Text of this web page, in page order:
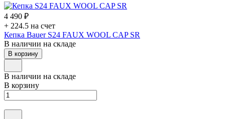
4 490 ₽
+ 224.5 на счет
Кепка Bauer S24 FAUX WOOL CAP SR
В наличии на складе
В корзину
В наличии на складе
В корзину